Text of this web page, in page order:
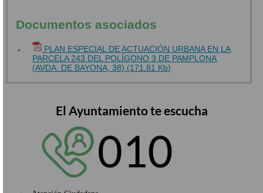
Documentos asociados
PLAN ESPECIAL DE ACTUACIÓN URBANA EN LA
PARCELA 243 DEL POLÍGONO 3 DE PAMPLONA
(AVDA. DE BAYONA, 38) (171.81 Kb)
El Ayuntamiento te escucha